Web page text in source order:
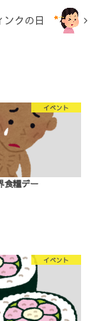
クの日
イベント
糧デー
イベント